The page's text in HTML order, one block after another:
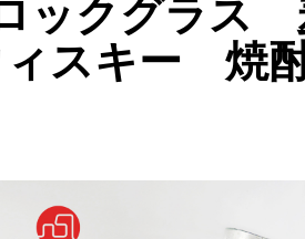
ロックグ
ィスキー